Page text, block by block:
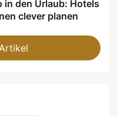
in den Urlaub: Hotels
clever planen